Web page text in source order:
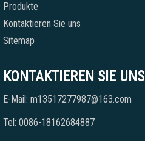
Produkte
Kontaktieren Sie uns
Sitemap
KONTAKTIEREN SIE UNS
E-Mail: m13517277987@163.com
Tel: 0086-18162684887